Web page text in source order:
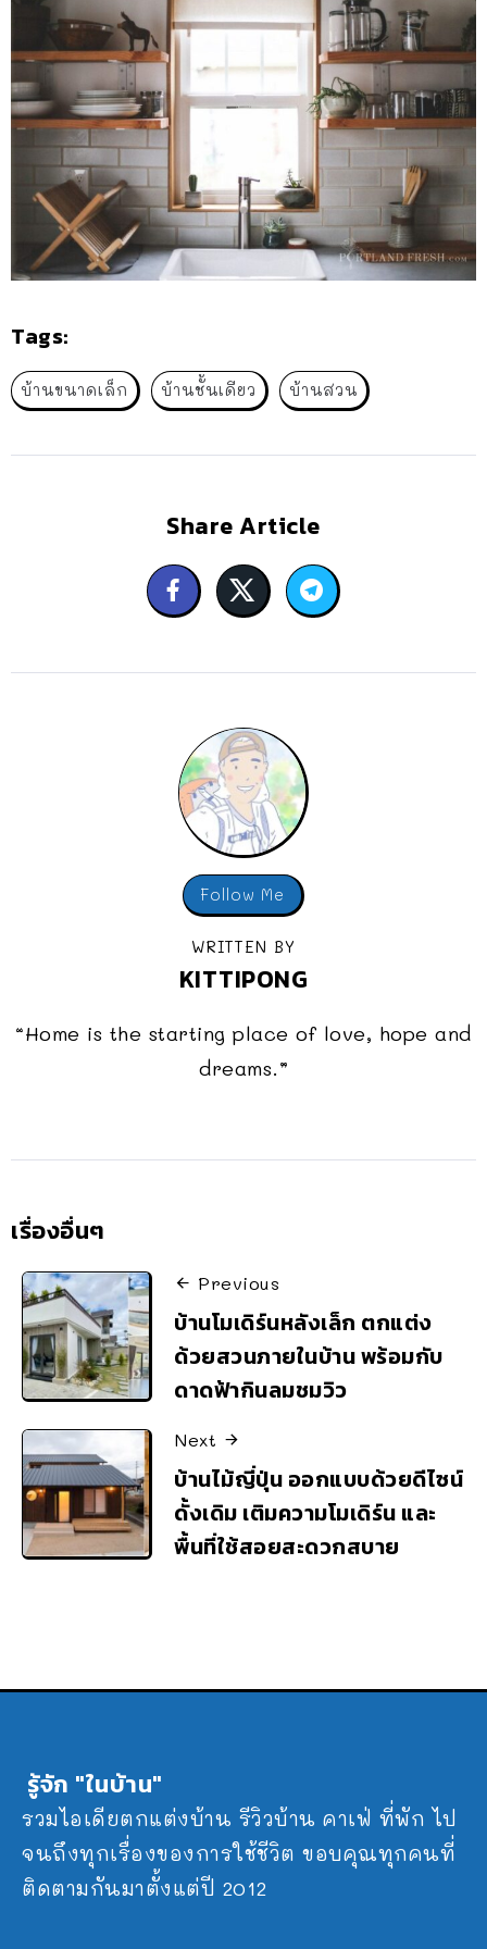
Tags:
บ้านขนาดเล็ก บ้านชั้นเดียว บ้านสวน
Share Article
Follow Me
WRITTEN BY
KITTIPONG
“Home is the starting place of love, hope and
dreams.”
เรื่องอื่นๆ
Previous
บ้านโมเดิร์นหลังเล็ก ตกแต่ง
ด้วยสวนภายในบ้าน พร้อมกับ
ดาดฟ้ากินลมชมวิว
Next
บ้านไม้ญี่ปุ่น ออกแบบด้วยดีไซน์
ดั้งเดิม เติมความโมเดิร์น และ
พื้นที่ใช้สอยสะดวกสบาย
รู้จัก "ในบ้าน"
รวมไอเดียตกแต่งบ้าน รีวิวบ้าน คาเฟ่ ที่พัก ไป
จนถึงทุกเรื่องของการใช้ชีวิต ขอบคุณทุกคนที่
ติดตามกันมาตั้งแต่ปี 2012